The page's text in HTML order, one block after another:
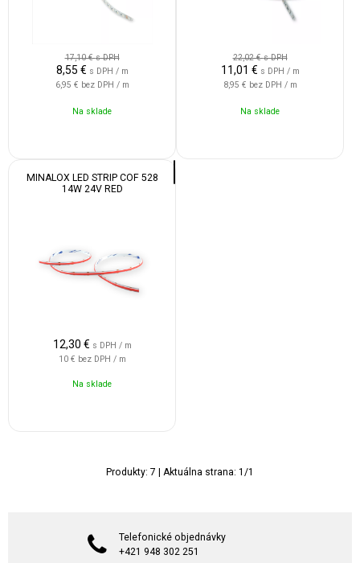
17,10 €s DPH
8,55 € s DPH / m
6,95 € bez DPH / m
Na sklade
22,02 €s DPH
11,01 € s DPH / m
8,95 € bez DPH / m
Na sklade
MINALOX LED STRIP COF 528
14W 24V RED
12,30 € s DPH / m
10 € bez DPH / m
Na sklade
Produkty: 7 | Aktuálna strana: 1 /1
Telefonické objednávky
+421 948 302 251